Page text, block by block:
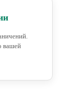
вашей